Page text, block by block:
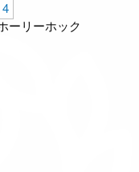
4
ーリーホック